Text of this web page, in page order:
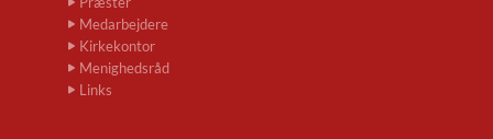
Medarbejdere
Kirkekontor
Menighedsråd
Links